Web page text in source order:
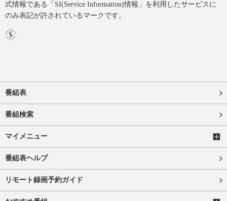
式情報である「SI(Service Information)情報」を利用したサービスに
のみ表記が許されているマークです。
番組表
番組検索
マイメニュー
番組表ヘルプ
リモート録画予約ガイド